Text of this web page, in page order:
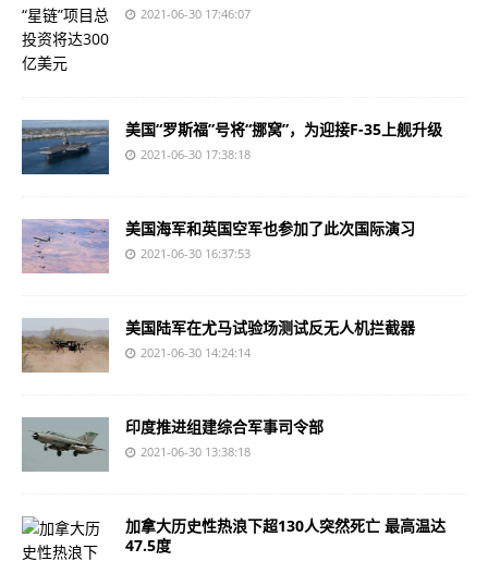
2021-06-30 17:46:07
美国“罗斯福”号将“挪窝”，为迎接F-35上舰升级
2021-06-30 17:38:18
美国海军和英国空军也参加了此次国际演习
2021-06-30 16:37:53
美国陆军在尤马试验场测试反无人机拦截器
2021-06-30 14:24:14
印度推进组建综合军事司令部
2021-06-30 13:38:18
加拿大历史性热浪下超130人突然死亡 最高温达
47.5度